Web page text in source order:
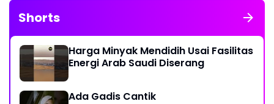
Shorts
Harga Minyak Mendidih Usai Fasilitas
Energi Arab Saudi Diserang
Ada Gadis Cantik